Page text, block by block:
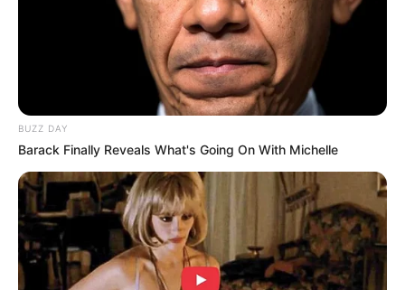
BUZZ DAY
Barack Finally Reveals What's Going On With Michelle